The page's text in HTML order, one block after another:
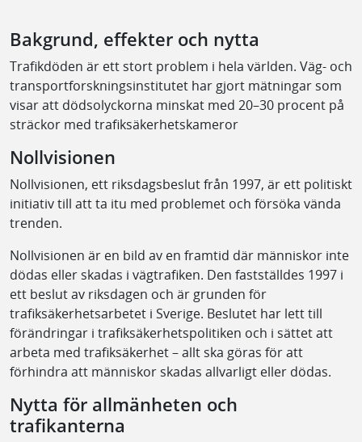
Bakgrund, effekter och nytta
Trafikdöden är ett stort problem i hela världen. Väg- och
transportforskningsinstitutet har gjort mätningar som
visar att dödsolyckorna minskat med 20–30 procent på
sträckor med trafiksäkerhetskameror
Nollvisionen
Nollvisionen, ett riksdagsbeslut från 1997, är ett politiskt
initiativ till att ta itu med problemet och försöka vända
trenden.
Nollvisionen är en bild av en framtid där människor inte
dödas eller skadas i vägtrafiken. Den fastställdes 1997 i
ett beslut av riksdagen och är grunden för
trafiksäkerhetsarbetet i Sverige. Beslutet har lett till
förändringar i trafiksäkerhetspolitiken och i sättet att
arbeta med trafiksäkerhet – allt ska göras för att
förhindra att människor skadas allvarligt eller dödas.
Nytta för allmänheten och
trafikanterna